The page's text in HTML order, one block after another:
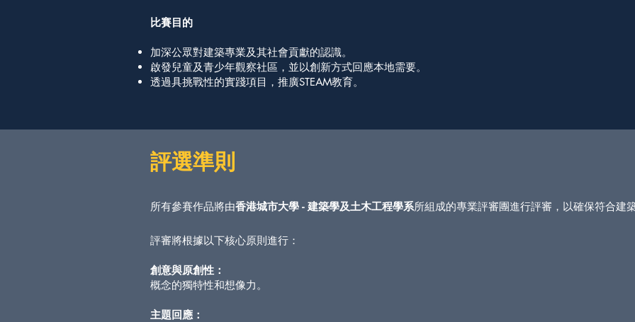
比賽目的
加深公眾對建築專業及其社會貢獻的認識。
啟發兒童及青少年觀察社區，並以創新方式回應本地需要。
透過具挑戰性的實踐項目，推廣STEAM教育。
評選準則
所有參賽作品將由香港城市大學 - 建築學及土木工程學系所組成的專業評審團進行評審，以確保符合建
評審將根據以下核心原則進行：
創意與原創性：
概念的獨特性和想像力。
主題回應：